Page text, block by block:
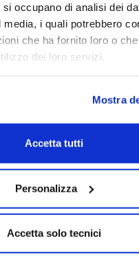
occupano di analisi dei
media, i quali potrebbero
che ha fornito loro o
dei loro servizi.
Mostra
Accetta tutti
Personalizza
Accetta solo tecnici
una
da
agosto
–
guadagni con questo
maniera attiva.
lo spiegheremo
emissioni, strategie
cui affrontare un